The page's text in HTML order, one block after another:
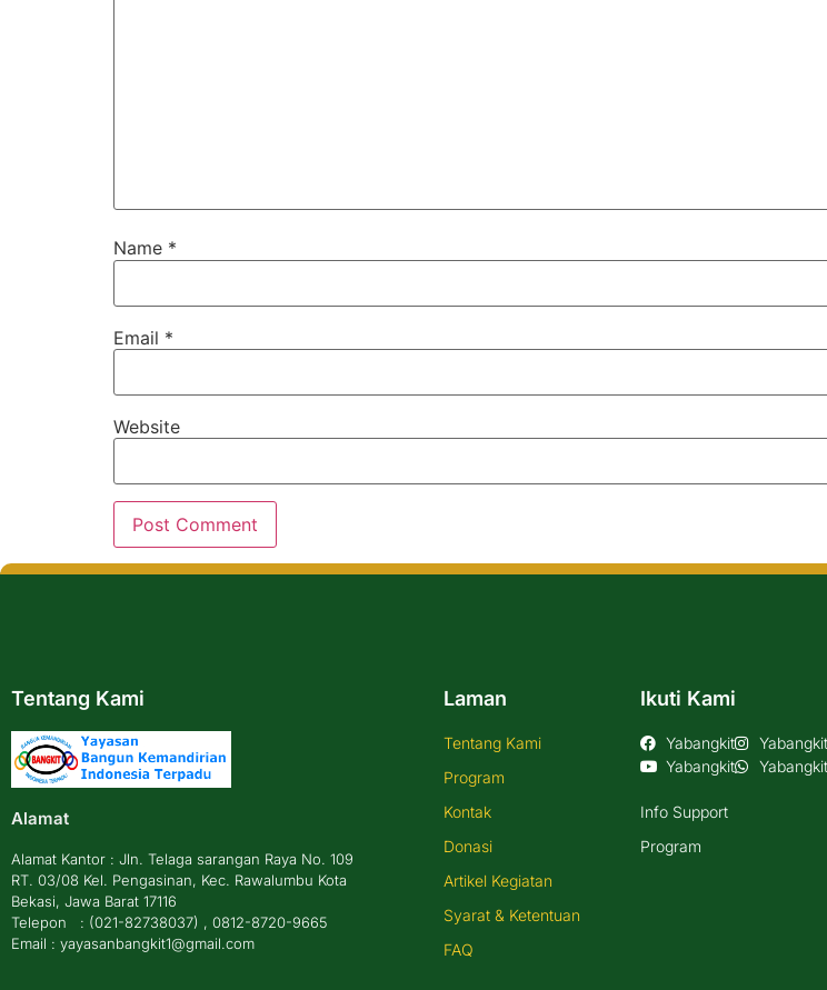
Name *
Email *
Website
Tentang Kami
Alamat
Alamat Kantor : Jln. Telaga sarangan Raya No. 109
RT. 03/08 Kel. Pengasinan, Kec. Rawalumbu Kota
Bekasi, Jawa Barat 17116
Telepon : (021-82738037) , 0812-8720-9665
Email : yayasanbangkit1@gmail.com
Laman
Tentang Kami
Program
Kontak
Donasi
Artikel Kegiatan
Syarat & Ketentuan
FAQ
Ikuti Kami
Yabangkit
Yabangkit
Yabangkit
Yabangkit
Info Support
Program